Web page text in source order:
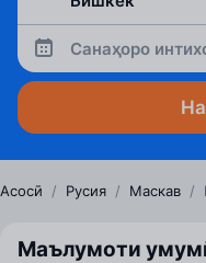
Санаҳоро
Асосӣ / Русия / Маскав /
Маълумоти